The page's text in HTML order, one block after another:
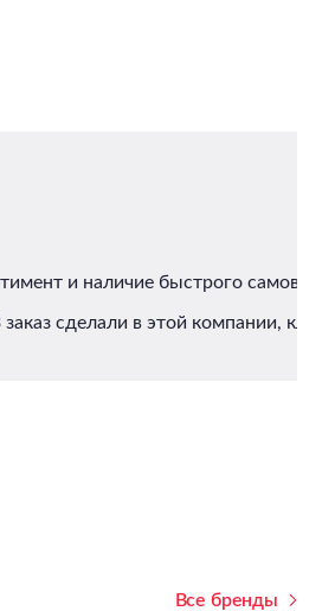
и наличие быстрого
сделали в этой компании,
Все бренды